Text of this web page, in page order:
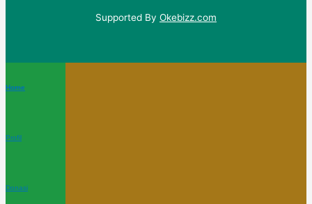
Supported By Okebizz.com
Home
Profil
Donasi